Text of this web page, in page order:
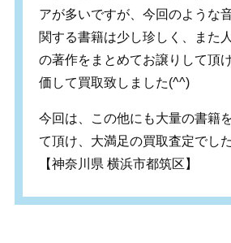
アが多いですが、今回のような
関する書籍は少し珍しく、また
の著作をまとめてお譲りして頂
価して買取致しました(^^)
今回は、この他にも大量の書籍
て頂け、大満足の買取査定でした
【神奈川県 横浜市都筑区】